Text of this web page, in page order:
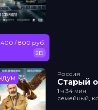
400 / 800 руб.
2D
Россия
Старый
1 ч 34 мин
семейный,